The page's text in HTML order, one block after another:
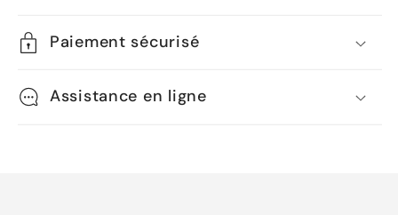
Paiement sécurisé
Assistance en ligne